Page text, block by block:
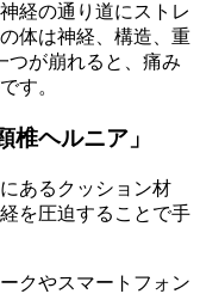
経の通り道にストレ
体は神経、構造、重
つが崩れると、痛み
す。
ヘルニア」
あるクッション材
を圧迫することで手
クやスマートフォン